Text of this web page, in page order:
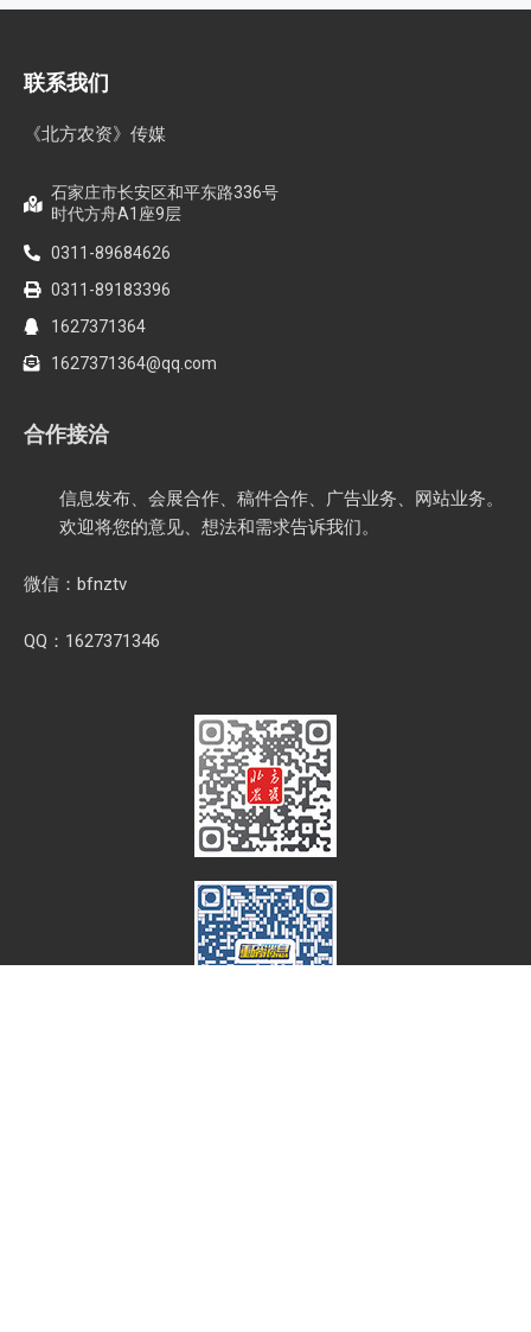
联系我们
《北方农资》传媒
石家庄市长安区和平东路336号
时代方舟A1座9层
0311-89684626
0311-89183396
1627371364
1627371364@qq.com
合作接洽
信息发布、会展合作、稿件合作、广告业务、网站业务。
欢迎将您的意见、想法和需求告诉我们。
微信：bfnztv
QQ：1627371346